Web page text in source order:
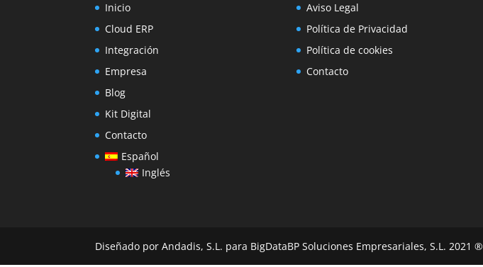
Inicio
Cloud ERP
Integración
Empresa
Blog
Kit Digital
Contacto
Español
Inglés
Aviso Legal
Política de Privacidad
Política de cookies
Contacto
Diseñado por Andadis, S.L. para BigDataBP Soluciones Empresariales, S.L. 2021 ®